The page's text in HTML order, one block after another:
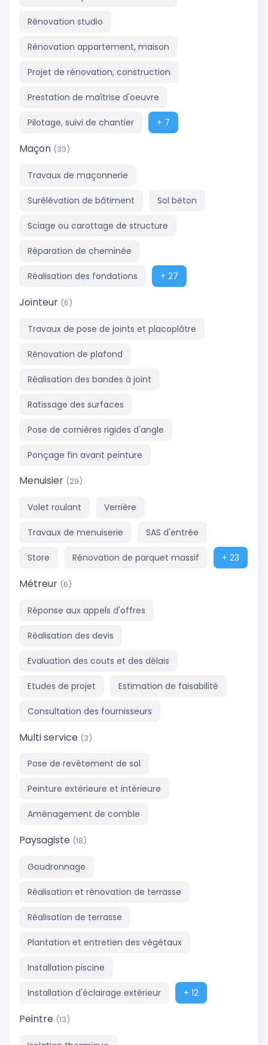
Rénovation studio
Rénovation appartement, maison
Projet de rénovation, construction
Prestation de maîtrise d'oeuvre
Pilotage, suivi de chantier + 7
Maçon (33)
Travaux de maçonnerie
Surélévation de bâtiment Sol béton
Sciage ou carottage de structure
Réparation de cheminée
Réalisation des fondations + 27
Jointeur (6)
Travaux de pose de joints et placoplâtre
Rénovation de plafond
Réalisation des bandes à joint
Ratissage des surfaces
Pose de cornières rigides d'angle
Ponçage fin avant peinture
Menuisier (29)
Volet roulant Verrière
Travaux de menuiserie SAS d'entrée
Store Rénovation de parquet massif + 23
Métreur (6)
Réponse aux appels d'offres
Réalisation des devis
Evaluation des couts et des délais
Etudes de projet Estimation de faisabilité
Consultation des fournisseurs
Multi service (3)
Pose de revêtement de sol
Peinture extérieure et intérieure
Aménagement de comble
Paysagiste (18)
Goudronnage
Réalisation et rénovation de terrasse
Réalisation de terrasse
Plantation et entretien des végétaux
Installation piscine
Installation d'éclairage extérieur + 12
Peintre (13)